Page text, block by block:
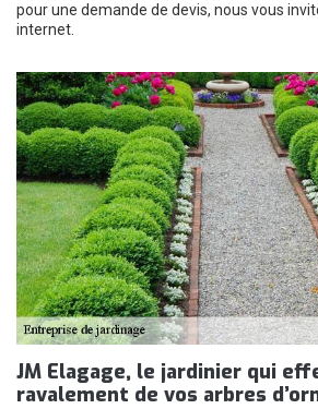
pour une demande de devis, nous vous
internet.
JM Elagage, le jardinier qui
ravalement de vos arbres